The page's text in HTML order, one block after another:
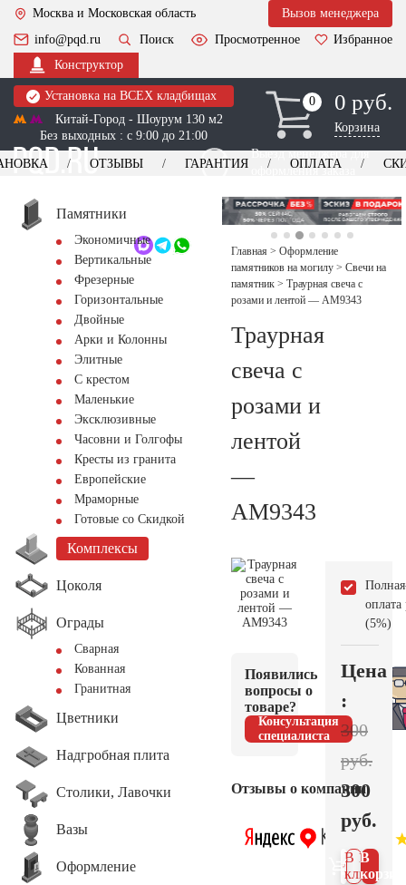
Москва и Московская область
Вызов менеджера
info@pqd.ru
Поиск Просмотренное
Избранное
Конструктор
Установка на ВСЕХ кладбищах
Китай-Город - Шоурум 130 м2
Без выходных : с 9:00 до 21:00
0
0 0 руб.
Корзина
Выезд менеджера для
оформления заказа
+7 (495) 518-44-23
Обратный звонок
ОТЗЫВЫ ГАРАНТИЯ ОПЛАТА
Памятники
Экономичные
Вертикальные
Фрезерные
Горизонтальные
Двойные
Арки и Колонны
Элитные
С крестом
Маленькие
Эксклюзивные
Часовни и Голгофы
Кресты из гранита
Европейские
Мраморные
Готовые со Скидкой
Комплексы
Цоколя
Ограды
Сварная
Кованная
Гранитная
Цветники
Надгробная плита
Столики, Лавочки
Вазы
Оформление
Главная > Оформление
памятников на могилу > Свечи на
памятник > Траурная свеча с
розами и лентой — AM9343
Траурная
свеча с
розами и
лентой
—
AM9343
Появились
вопросы о
товаре?
Консультация
специалиста
Отзывы о компании
Полная
оплата
(5%)
Цена
:
300
руб.
300
руб.
В
В 1
клик